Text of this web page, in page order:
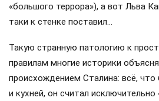
«большого террора»), а вот Льва
таки к стенке поставил…
Такую странную патологию к
правилам многие историки
происхождением Сталина: всё,
и кухней, он считал